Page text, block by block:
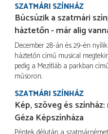
SZATMÁRI SZÍNHÁZ
Búcsúzik a szatmári
háztetőn - már alig
December 28-án és 29-én
háztetőn című musical
pedig a Mezítláb a parkban
műsoron.
SZATMÁRI SZÍNHÁZ
​Kép, szöveg és
Géza Képszínháza